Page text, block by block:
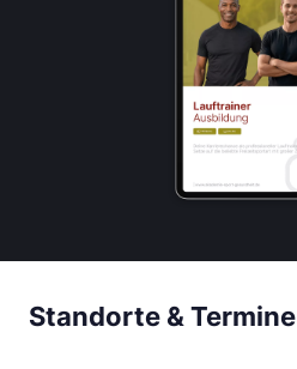
Standorte & Termine